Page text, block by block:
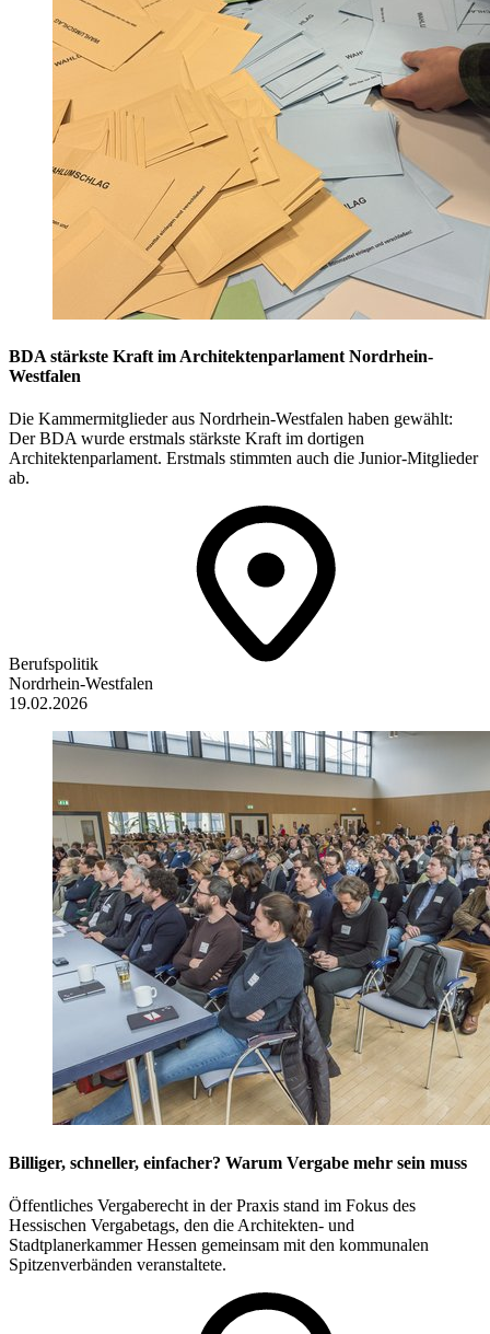
BDA stärkste Kraft im Architektenparlament Nordrhein-
Westfalen
Die Kammermitglieder aus Nordrhein-Westfalen haben gewählt:
Der BDA wurde erstmals stärkste Kraft im dortigen
Architektenparlament. Erstmals stimmten auch die Junior-Mitglieder
ab.
Berufspolitik
Nordrhein-Westfalen
19.02.2026
Billiger, schneller, einfacher? Warum Vergabe mehr sein muss
Öffentliches Vergaberecht in der Praxis stand im Fokus des
Hessischen Vergabetags, den die Architekten- und
Stadtplanerkammer Hessen gemeinsam mit den kommunalen
Spitzenverbänden veranstaltete.